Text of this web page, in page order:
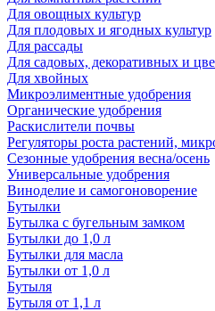
Для овощных культур
Для плодовых и ягодных культур
Для рассады
Для садовых, декоративных и
Для хвойных
Микроэлиментные удобрения
Органические удобрения
Раскислители почвы
Регуляторы роста растений,
Сезонные удобрения весна/осень
Универсальные удобрения
Виноделие и самогоноворение
Бутылки
Бутылка с бугельным замком
Бутылки до 1,0 л
Бутылки для масла
Бутылки от 1,0 л
Бутыля
Бутыля от 1,1 л